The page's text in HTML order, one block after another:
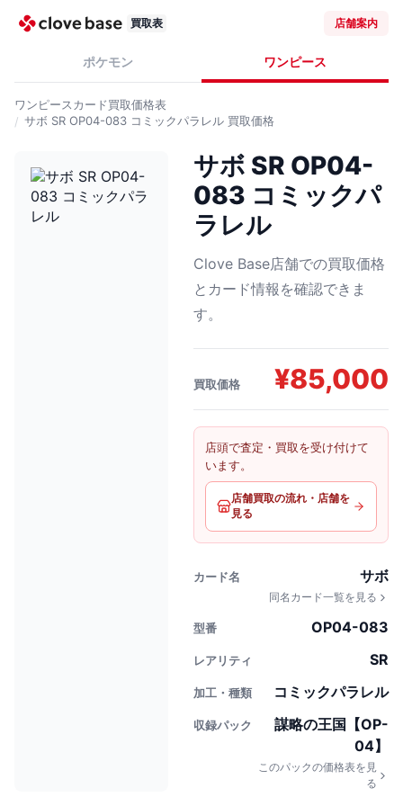
買取表 店舗案内
ポケモン ワンピース
ワンピースカード買取価格表
サボ SR OP04-083 コミックパラレル 買取価格
サボ SR OP04-
083 コミックパ
ラレル
Clove Base店舗での買取価格
とカード情報を確認できま
す。
買取価格 ¥85,000
店頭で査定・買取を受け付けて
います。
店舗買取の流れ・店舗を
見る
カード名 サボ
同名カード一覧を見る
型番 OP04-083
レアリティ SR
加工・種類 コミックパラレル
収録パック
謀略の王国【OP-
04】
このパックの価格表を見
る